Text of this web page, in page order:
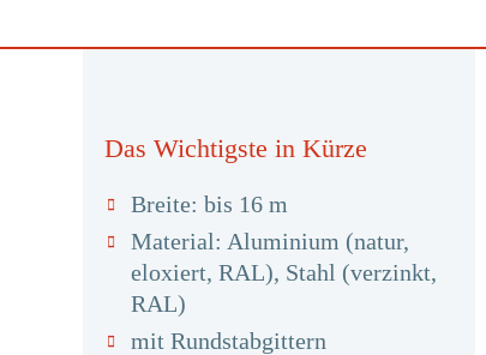
Das Wichtigste in Kürze
Breite: bis 16 m
Material: Aluminium (natur,
eloxiert, RAL), Stahl (verzinkt,
RAL)
mit Rundstabgittern